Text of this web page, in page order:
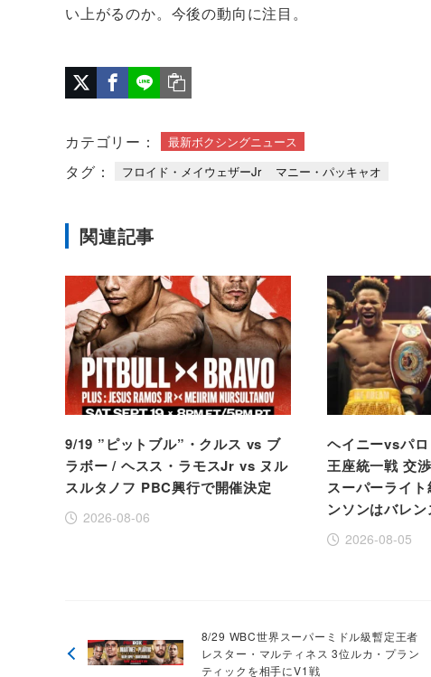
い上がるのか。今後の動向に注目。
カテゴリー： 最新ボクシングニュース
タグ： フロイド・メイウェザーJr マニー・パッキャオ
関連記事
9/19 ”ピットブル”・クルス vs ブ
ラボー / ヘスス・ラモスJr vs ヌル
スルタノフ PBC興行で開催決定
2026-08-06
ヘイニーvsパ
王座統一戦 交
スーパーライ
ンソンはバレ
2026-08-05
8/29 WBC世界スーパーミドル級暫定王者
レスター・マルティネス 3位ルカ・プラン
ティックを相手にV1戦